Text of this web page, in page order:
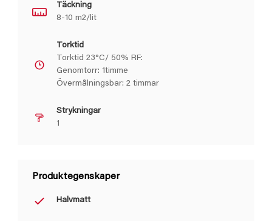
Täckning
8-10 m2/lit
Torktid
Torktid 23°C/ 50% RF:
Genomtorr: 1timme
Övermålningsbar: 2 timmar
Strykningar
1
Produktegenskaper
Halvmatt